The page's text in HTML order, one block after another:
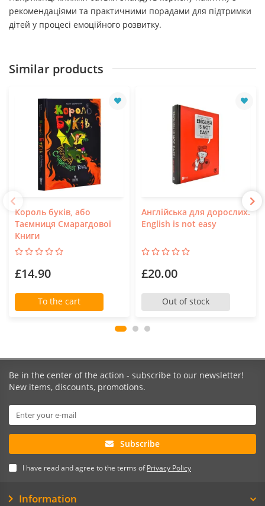
рекомендаціями та практичними порадами для підтримки
дітей у процесі емоційного розвитку.
Similar products
Король буків, або
Таємниця Смарагдової
Книги
£14.90
To the cart
Англійська для дорослих.
English is not easy
£20.00
Out of stock
Be in the center of the action - subscribe to our newsletter!
New items, discounts, promotions.
Subscribe
I have read and agree to the terms ofPrivacy Policy
Information